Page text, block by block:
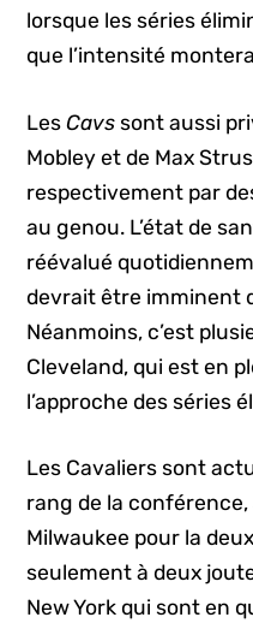
lorsque les séries
que l’intensité
LesCavssont aussi
Mobley et de Max
respectivement par
au genou. L’état de
réévalué
devrait être imminent
Néanmoins, c’est
Cleveland, qui est en
l’approche des séries
Les Cavaliers sont
rang de la
Milwaukee pour la
seulement à deux
New York qui sont en